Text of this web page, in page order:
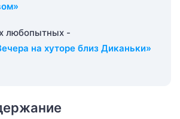
любопытных -
на хуторе близ Диканьки»